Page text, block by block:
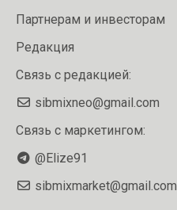
Партнерам и инвесторам
Редакция
Связь с редакцией:
sibmixneo@gmail.com
Связь с маркетингом:
@Elize91
sibmixmarket@gmail.com